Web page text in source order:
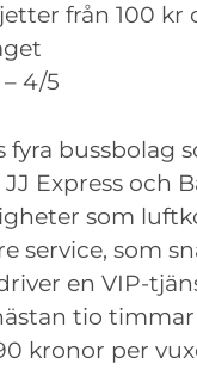
från 100 kr
– 4/5
fyra bussbolag
Express och
som
service, som
en VIP-
tio
kronor per